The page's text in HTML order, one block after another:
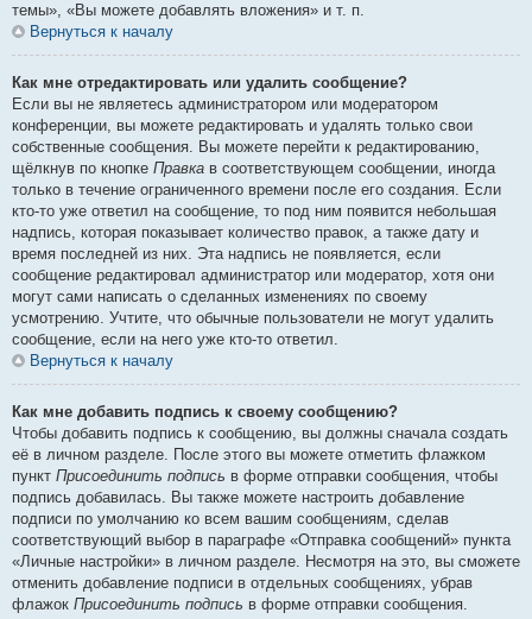
темы», «Вы можете добавлять вложения» и т. п.
Вернуться к началу
Как мне отредактировать или удалить сообщение?
Если вы не являетесь администратором или модератором
конференции, вы можете редактировать и удалять только свои
собственные сообщения. Вы можете перейти к редактированию,
щёлкнув по кнопке Правка в соответствующем сообщении, иногда
только в течение ограниченного времени после его создания. Если
кто-то уже ответил на сообщение, то под ним появится небольшая
надпись, которая показывает количество правок, а также дату и
время последней из них. Эта надпись не появляется, если
сообщение редактировал администратор или модератор, хотя они
могут сами написать о сделанных изменениях по своему
усмотрению. Учтите, что обычные пользователи не могут удалить
сообщение, если на него уже кто-то ответил.
Вернуться к началу
Как мне добавить подпись к своему сообщению?
Чтобы добавить подпись к сообщению, вы должны сначала создать
её в личном разделе. После этого вы можете отметить флажком
пункт Присоединить подпись в форме отправки сообщения, чтобы
подпись добавилась. Вы также можете настроить добавление
подписи по умолчанию ко всем вашим сообщениям, сделав
соответствующий выбор в параграфе «Отправка сообщений» пункта
«Личные настройки» в личном разделе. Несмотря на это, вы сможете
отменить добавление подписи в отдельных сообщениях, убрав
флажок Присоединить подпись в форме отправки сообщения.